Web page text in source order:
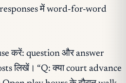
में word-for-word
करें: question और answer
लिखें। “Q: क्या court advance